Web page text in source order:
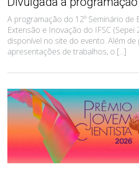
A programação do 12º Seminário de
Extensão e Inovação do IFSC (Sepei
disponível no site do evento. Além de
apresentações de trabalhos, o [...]